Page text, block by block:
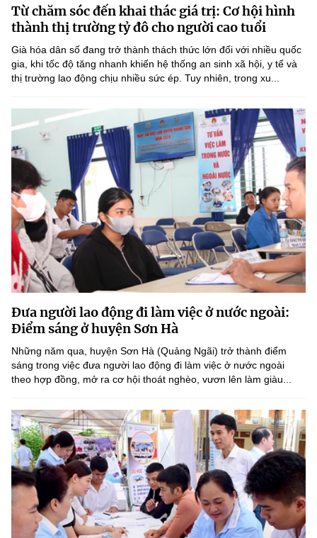
Sở Khoa học và Công nghệ
Chuyển đổi số
Bưu chính, Viễn thông
Tiêu chuẩn, đo lường, chất lượng
Năng lượng nguyên tử
Tin tổng hợp
Tin địa phương
Văn bản QPPL
Văn bản chỉ đạo điều hành
Lấy ý kiến người dân về dự thảo VBQPPL
MST IOFFICE
THỐNG KÊ
Khoa học và Công nghệ
Đổi mới sáng tạo
Chuyển đổi số
Bưu chính, Viễn thông
Sở hữu trí tuệ
Tiêu chuẩn, đo lường, chất lượng
Năng lượng nguyên tử
Multimedia
THƯ ĐIỆN TỬ
Videos
Infographic
Ảnh
Voice
Nhiệm vụ trọng tâm
Chọn ngôn ngữ
Vietnamese English
BỘ KHOA HỌC VÀ CÔNG NGHỆ
MINISTRY OF SCIENCE AND TECHNOLOGY
Điều khoản sử dụng Theo dõi MST: Góp ý
Cơ quan chủ quản: Bộ Khoa học và Công nghệ (MST)
Chịu trách nhiệm nội dung: Nguyễn Thị Hải Hằng
Từ chăm sóc đến khai thác giá trị: Cơ hội hình
thành thị trường tỷ đô cho người cao tuổi
Già hóa dân số đang trở thành thách thức lớn đối với nhiều quốc
gia, khi tốc độ tăng nhanh khiến hệ thống an sinh xã hội, y tế và
thị trường lao động chịu nhiều sức ép. Tuy nhiên, trong xu...
Đưa người lao động đi làm việc ở nước ngoài:
Điểm sáng ở huyện Sơn Hà
Những năm qua, huyện Sơn Hà (Quảng Ngãi) trở thành điểm
sáng trong việc đưa người lao động đi làm việc ở nước ngoài
theo hợp đồng, mở ra cơ hội thoát nghèo, vươn lên làm giàu...